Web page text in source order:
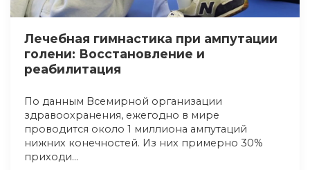
Лечебная гимнастика при ампутации
голени: Восстановление и
реабилитация
По данным Всемирной организации
здравоохранения, ежегодно в мире
проводится около 1 миллиона ампутаций
нижних конечностей. Из них примерно 30%
приходи...